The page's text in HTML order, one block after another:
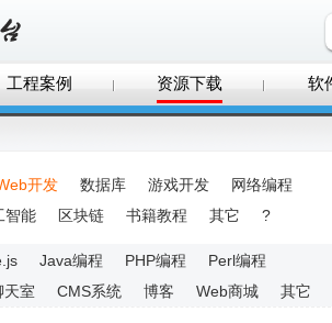
工程案例 资源下载 软
开发 数据库 游戏开发
网络编程
智能 区块链 书籍教程 其它 ?
Java编程 PHP编程
Perl编程
天室 CMS系统 博客 Web商城 其它